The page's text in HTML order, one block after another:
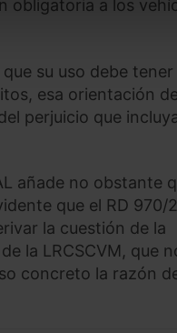
obligatoria a los
su uso debe
esa orientación
perjuicio que
añade no obstante
que el RD 970/
la cuestión de la
la LRCSCVM, que
concreto la razón